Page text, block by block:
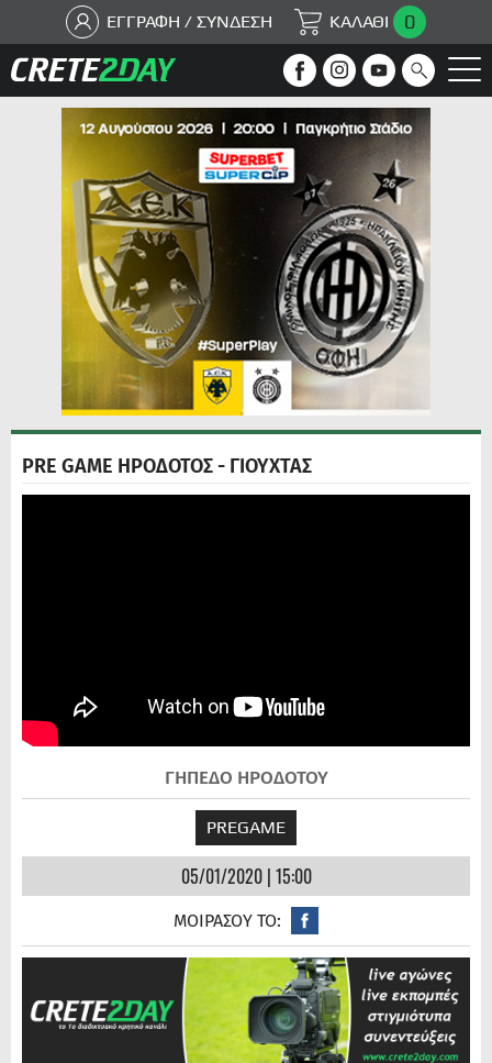
ΕΓΓΡΑΦΗ / ΣΥΝΔΕΣΗ ΚΑΛΑΘΙ 0
PRE GAME ΗΡΟΔΟΤΟΣ - ΓΙΟΥΧΤΑΣ
ΓΗΠΕΔΟ ΗΡΟΔΟΤΟΥ
PREGAME
05/01/2020 | 15:00
ΜΟΙΡΑΣΟΥ ΤΟ: